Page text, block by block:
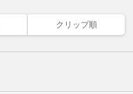
クリップ順